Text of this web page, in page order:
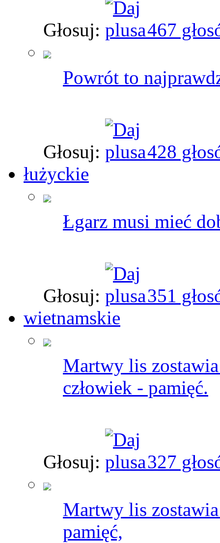
Głosuj: 467
Powrót to
Głosuj:
428
łużyckie
Łgarz musi mieć
Głosuj:
351
wietnamskie
Martwy lis
człowiek - pamięć.
Głosuj: 327
Martwy lis
pamięć,